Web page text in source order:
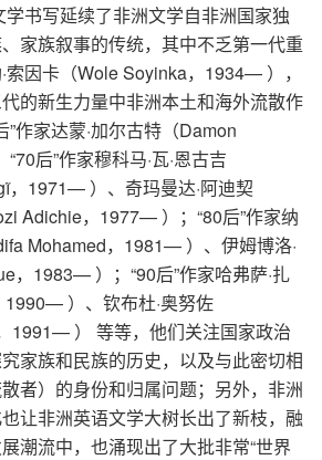
书写延续了非洲文学自非洲国家独
家族叙事的传统，其中不乏第一代重
索因卡（Wole Soyinka，1934— ），
的新生力量中非洲本土和海外流散作
”作家达蒙·加尔古特（Damon
后”作家穆科马·瓦·恩古吉
，1971— ）、奇玛曼达·阿迪契
Adichie，1977— ）；“80后”作家纳
Mohamed，1981— ）、伊姆博洛·
，1983— ）；“90后”作家哈弗萨·扎
）、钦布杜·奥努佐
1991— ） 等等，他们关注国家政治
家族和民族的历史，以及与此密切相
者）的身份和归属问题；另外，非洲
让非洲英语文学大树长出了新枝，融
潮流中，也涌现出了大批非常“世界